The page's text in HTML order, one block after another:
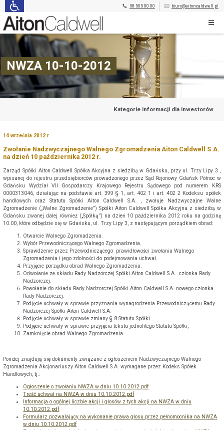
58 505 00 00 biuro@aitoncaldwell.pl
NWZA 10-10-2012
Kategorie informacji dla inwestorów
14 września 2012 r.
Zwołanie Nadzwyczajnego Walnego Zgromadzenia Aiton Caldwell S.A.
na dzień 10 października 2012 r.
Zarząd Spółki Aiton Caldwell Spółka Akcyjna z siedzibą w Gdańsku, przy ul. Trzy Lipy 3 ,
wpisanej do rejestru przedsiębiorców prowadzonego przez Sąd Rejonowy Gdańsk Północ w
Gdańsku Wydział VII Gospodarczy Krajowego Rejestru Sądowego pod numerem KRS
0000313046, działając na podstawie art. 399 § 1, art. 402 1 i art. 402 2 Kodeksu spółek
handlowych oraz Statutu Spółki Aiton Caldwell S.A. , zwołuje Nadzwyczajne Walne
Zgromadzenie („Walne Zgromadzenie”) Spółki Aiton Caldwell Spółka Akcyjna z siedzibą w
Gdańsku zwanej dalej również („Spółką”) na dzień 10 października 2012 roku na godzinę
10.00, które odbędzie się w Gdańsku, ul. Trzy Lipy 3, z następującym porządkiem obrad:
Otwarcie Walnego Zgromadzenia.
Wybór Przewodniczącego Walnego Zgromadzenia.
Sprawdzenie przez Przewodniczącego prawidłowości zwołania Walnego
Zgromadzenia i jego zdolności do podejmowania uchwał.
Przyjęcie porządku obrad Walnego Zgromadzenia.
Odwołanie ze składu Rady Nadzorczej Spółki Aiton Caldwell S.A. członka Rady
Nadzorczej.
Powołanie do składu Rady Nadzorczej Spółki Aiton Caldwell S.A. nowego członka
Rady Nadzorczej.
Podjęcie uchwały w sprawie przyznania wynagrodzenia Przewodniczącemu Rady
Nadzorczej Spółki Aiton Caldwell S.A.
Podjęcie uchwały w sprawie zmiany § 8 Statutu Spółki
Podjęcie uchwały w sprawie przyjęcia tekstu jednolitego Statutu Spółki,
Zamknięcie obrad Walnego Zgromadzenia.
Poniżej znajdują się dokumenty związane z ogłoszeniem Nadzwyczajnego Walnego
Zgromadzenia Akcjonariuszy Aiton Caldwell S.A. wymagane przez Kodeks Spółek
Handlowych, tj.:
Ogłoszenie o zwołaniu NWZA w dniu 10.10.2012.pdf
Treść uchwał na NWZA w dniu 10.10.2012.pdf
Informacja o ogólnej liczbie akcji i głosów z tych akcji na NWZA w dniu
10.10.2012.pdf
Formularz pozwalający na wykonanie prawa głosu przez pełnomocnika na NWZA
w dniu 10.10.2012.pdf